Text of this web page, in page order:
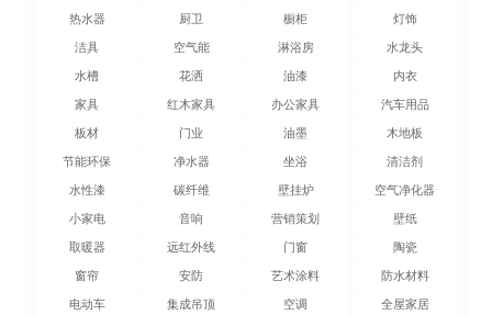
热水器 厨卫 橱柜 灯饰
洁具 空气能 淋浴房 水龙头
水槽 花洒 油漆 内衣
家具 红木家具 办公家具 汽车用品
板材 门业 油墨 木地板
节能环保 净水器 坐浴 清洁剂
水性漆 碳纤维 壁挂炉 空气净化器
小家电 音响 营销策划 壁纸
取暖器 远红外线 门窗 陶瓷
窗帘 安防 艺术涂料 防水材料
电动车 集成吊顶 空调 全屋家居